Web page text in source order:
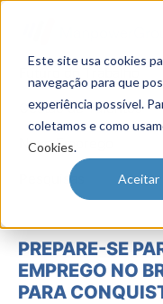
Este site usa cookies
navegação para que
experiência possível.
coletamos e como
Cookies.
Aceitar
Gestão de Talentos
Novo Emprego
Pesquisas
PREPARE-SE
EMPREGO NO
PARA